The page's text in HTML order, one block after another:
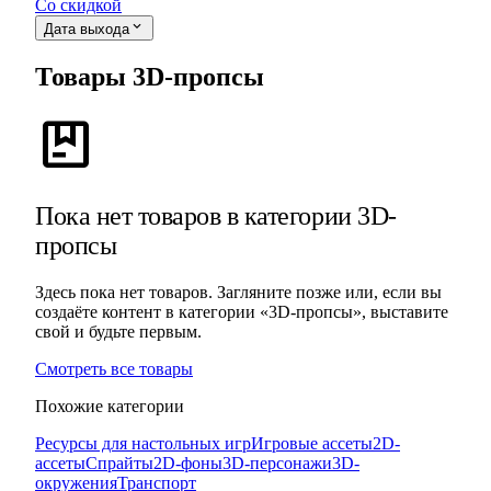
Со скидкой
Дата выхода expand_more
Товары 3D-пропсы
package
Пока нет товаров в категории 3D-
пропсы
Здесь пока нет товаров. Загляните позже или, если вы
создаёте контент в категории «3D-пропсы», выставите
свой и будьте первым.
Смотреть все товары
Похожие категории
Ресурсы для настольных игрИгровые ассеты2D-
ассетыСпрайты2D-фоны3D-персонажи3D-
окруженияТранспорт